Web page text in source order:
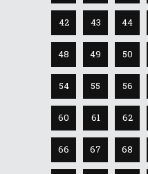
42 43 44
48 49 50
54 55 56
60 61 62
66 67 68